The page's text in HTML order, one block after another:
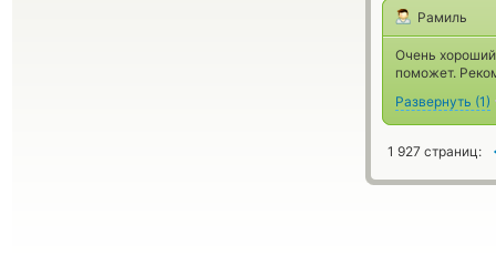
Рамиль
Очень
поможет.
Развернуть (1)
1 927 страниц: